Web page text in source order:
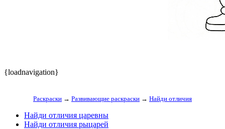
{loadnavigation}
Раскраски → Развивающие раскраски → Найди отличия
Найди отличия царевны
Найди отличия рыцарей